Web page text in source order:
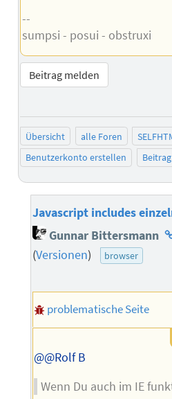
--
sumpsi - posui - obstruxi
Beitrag melden
Übersicht alle Foren
Benutzerkonto erstellen
Javascript includes
Gunnar Bittersmann
(Versionen) browser
problematische Seite
@@Rolf B
Wenn Du auch im IE